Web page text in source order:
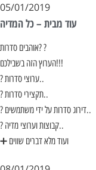
05/01/2019
עוד מבית – כל המדיה
אוהבים סדרות? ?
הערוץ הזה בשבילכם!!!
? ערוצי סדרות..
? תקצירי סדרות..
? דירוג סדרות על ידי משתמשים..
? קבוצות וערוצי מדיה..
➕ ועוד מלא דברים שווים